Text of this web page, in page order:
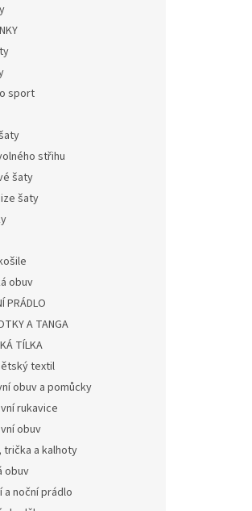
sport
střihu
šaty
šaty
obuv
PRÁDLO
A TANGA
TÍLKA
textil
obuv a pomůcky
rukavice
obuv
trička a kalhoty
obuv
a noční prádlo